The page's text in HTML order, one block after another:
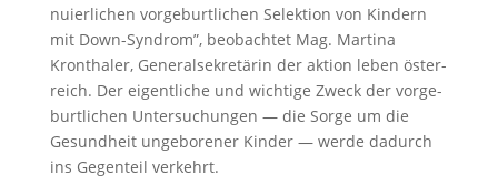
nu­ier­li­chen vorge­burt­li­chen Selek­tion von Kindern
mit Down-Syndrom”, beobachtet Mag. Martina
Kronthaler, General­se­kre­tärin der aktion leben öster­
reich. Der eigent­liche und wichtige Zweck der vorge­
burt­li­chen Unter­su­chungen — die Sorge um die
Gesund­heit ungebo­rener Kinder — werde dadurch
ins Gegen­teil verkehrt.